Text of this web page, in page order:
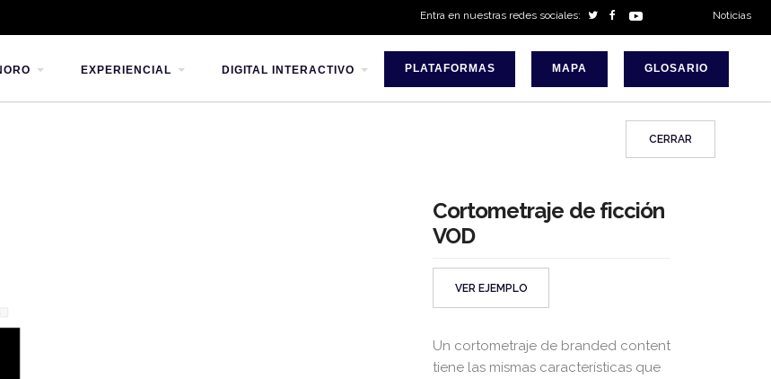
Entra en nuestras redes sociales: Noticias
EXPERIENCIAL DIGITAL INTERACTIVO PLATAFORMAS MAPA GLOSARIO
CERRAR
Cortometraje de ficción
VOD
VER EJEMPLO
Un cortometraje de branded content
tiene las mismas características que